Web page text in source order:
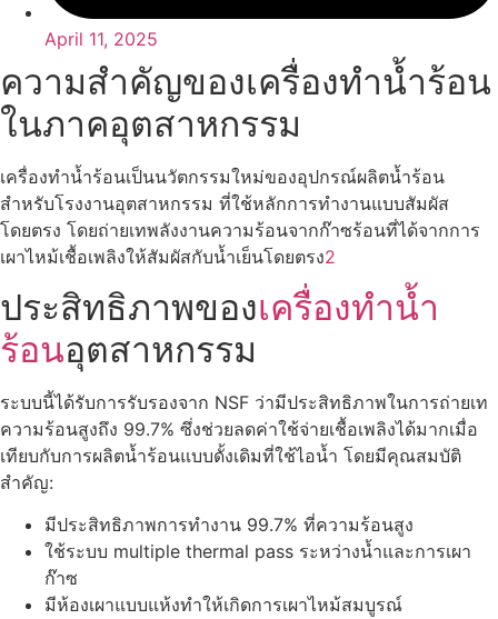
April 11, 2025
ความสำคัญของเครื่องทำน้ำร้อน
ในภาคอุตสาหกรรม
เครื่องทำน้ำร้อนเป็นนวัตกรรมใหม่ของอุปกรณ์ผลิตน้ำร้อน
สำหรับโรงงานอุตสาหกรรม ที่ใช้หลักการทำงานแบบสัมผัส
โดยตรง โดยถ่ายเทพลังงานความร้อนจากก๊าซร้อนที่ได้จากการ
เผาไหม้เชื้อเพลิงให้สัมผัสกับน้ำเย็นโดยตรง2
ประสิทธิภาพของเครื่องทำน้ำ
ร้อนอุตสาหกรรม
ระบบนี้ได้รับการรับรองจาก NSF ว่ามีประสิทธิภาพในการถ่ายเท
ความร้อนสูงถึง 99.7% ซึ่งช่วยลดค่าใช้จ่ายเชื้อเพลิงได้มากเมื่อ
เทียบกับการผลิตน้ำร้อนแบบดั้งเดิมที่ใช้ไอน้ำ โดยมีคุณสมบัติ
สำคัญ:
มีประสิทธิภาพการทำงาน 99.7% ที่ความร้อนสูง
ใช้ระบบ multiple thermal pass ระหว่างน้ำและการเผา
ก๊าซ
มีห้องเผาแบบแห้งทำให้เกิดการเผาไหม้สมบูรณ์